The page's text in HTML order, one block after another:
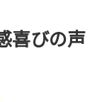
喜びの声